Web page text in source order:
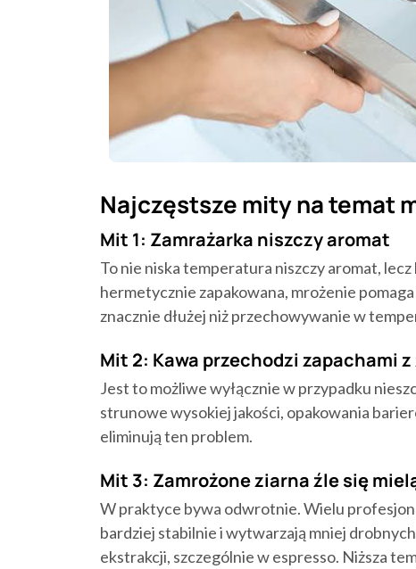
Najczęstsze mity na temat
Mit 1: Zamrażarka niszczy aromat
To nie niska temperatura niszczy aromat,
hermetycznie zapakowana, mrożenie
znacznie dłużej niż przechowywanie w
Mit 2: Kawa przechodzi zapachami
Jest to możliwe wyłącznie w przypadku
strunowe wysokiej jakości, opakowania
eliminują ten problem.
Mit 3: Zamrożone ziarna źle się
W praktyce bywa odwrotnie. Wielu
bardziej stabilnie i wytwarzają mniej
ekstrakcji, szczególnie w espresso. Niższa